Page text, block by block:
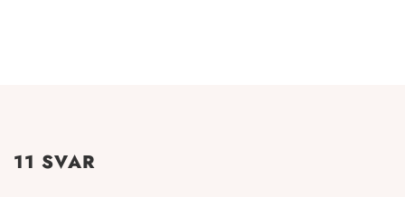
11 SVAR